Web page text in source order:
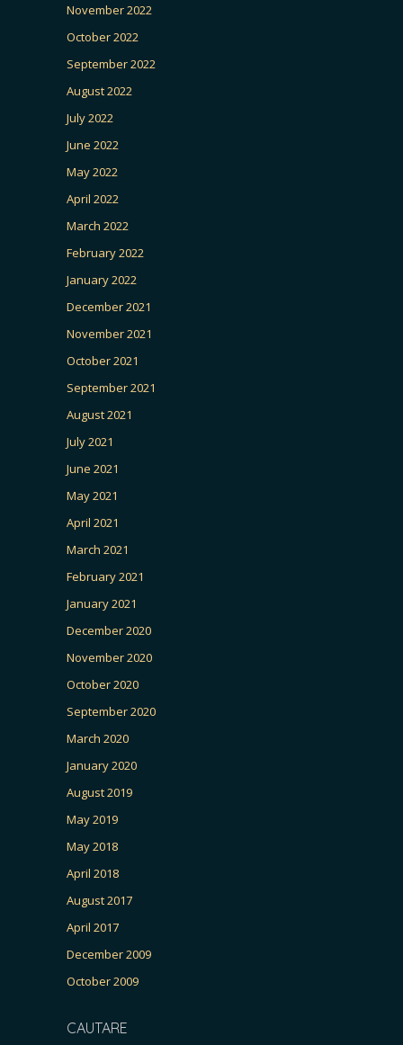
November 2022
October 2022
September 2022
August 2022
July 2022
June 2022
May 2022
April 2022
March 2022
February 2022
January 2022
December 2021
November 2021
October 2021
September 2021
August 2021
July 2021
June 2021
May 2021
April 2021
March 2021
February 2021
January 2021
December 2020
November 2020
October 2020
September 2020
March 2020
January 2020
August 2019
May 2019
May 2018
April 2018
August 2017
April 2017
December 2009
October 2009
CAUTARE